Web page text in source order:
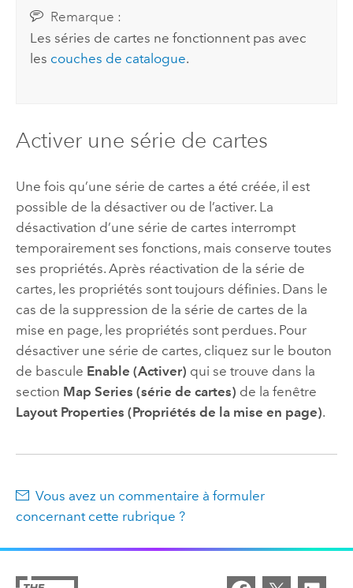
Remarque :
Les séries de cartes ne fonctionnent pas avec
les couches de catalogue.
Activer une série de cartes
Une fois qu’une série de cartes a été créée, il est
possible de la désactiver ou de l’activer. La
désactivation d’une série de cartes interrompt
temporairement ses fonctions, mais conserve toutes
ses propriétés. Après réactivation de la série de
cartes, les propriétés sont toujours définies. Dans le
cas de la suppression de la série de cartes de la
mise en page, les propriétés sont perdues. Pour
désactiver une série de cartes, cliquez sur le bouton
de bascule Enable (Activer) qui se trouve dans la
section Map Series (série de cartes) de la fenêtre
Layout Properties (Propriétés de la mise en page).
Vous avez un commentaire à formuler
concernant cette rubrique ?